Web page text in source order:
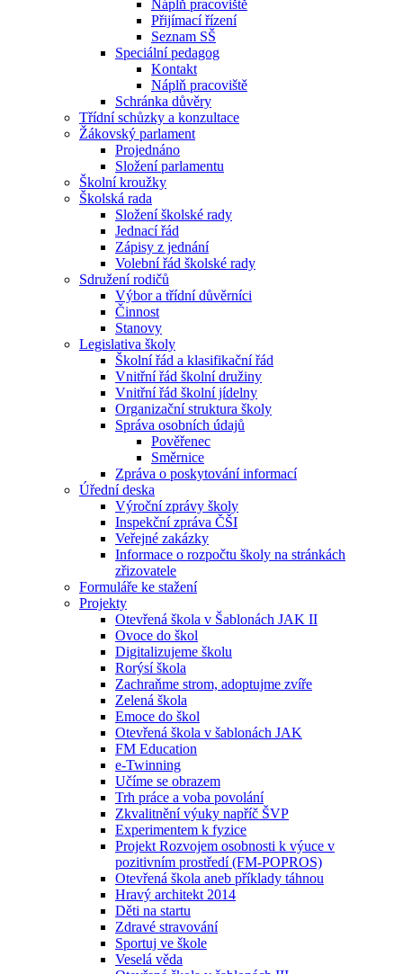
Náplň pracoviště
Přijímací řízení
Seznam SŠ
Speciální pedagog
Kontakt
Náplň pracoviště
Schránka důvěry
Třídní schůzky a konzultace
Žákovský parlament
Projednáno
Složení parlamentu
Školní kroužky
Školská rada
Složení školské rady
Jednací řád
Zápisy z jednání
Volební řád školské rady
Sdružení rodičů
Výbor a třídní důvěrníci
Činnost
Stanovy
Legislativa školy
Školní řád a klasifikační řád
Vnitřní řád školní družiny
Vnitřní řád školní jídelny
Organizační struktura školy
Správa osobních údajů
Pověřenec
Směrnice
Zpráva o poskytování informací
Úřední deska
Výroční zprávy školy
Inspekční zpráva ČŠI
Veřejné zakázky
Informace o rozpočtu školy na stránkách
zřizovatele
Formuláře ke stažení
Projekty
Otevřená škola v Šablonách JAK II
Ovoce do škol
Digitalizujeme školu
Rorýsí škola
Zachraňme strom, adoptujme zvíře
Zelená škola
Emoce do škol
Otevřená škola v šablonách JAK
FM Education
e-Twinning
Učíme se obrazem
Trh práce a voba povolání
Zkvalitnění výuky napříč ŠVP
Experimentem k fyzice
Projekt Rozvojem osobnosti k výuce v
pozitivním prostředí (FM-POPROS)
Otevřená škola aneb příklady táhnou
Hravý architekt 2014
Děti na startu
Zdravé stravování
Sportuj ve škole
Veselá věda